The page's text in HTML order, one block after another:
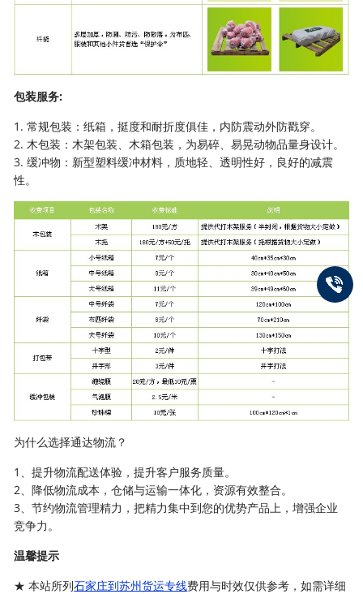
包装服务:
1. 常规包装：纸箱，挺度和耐折度俱佳，内防震动外防戳穿。
2. 木包装：木架包装、木箱包装，为易碎、易晃动物品量身设计。
3. 缓冲物：新型塑料缓冲材料，质地轻、透明性好，良好的减震
性。
为什么选择通达物流？
1、提升物流配送体验，提升客户服务质量。
2、降低物流成本，仓储与运输一体化，资源有效整合。
3、节约物流管理精力，把精力集中到您的优势产品上，增强企业
竞争力。
温馨提示
★ 本站所列石家庄到苏州货运专线费用与时效仅供参考，如需详细